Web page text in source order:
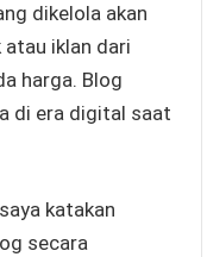
dikelola akan
iklan dari
harga. Blog
di era digital saat
katakan
secara